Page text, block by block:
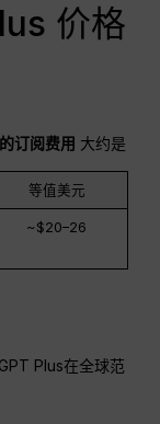
价格
订阅费用 大约是
等值美元
~$20–26
Plus在全球范